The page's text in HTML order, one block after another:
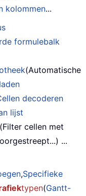
kolommen...
formulebalk
(Automatische
decoderen
lijst
(Filter cellen met
...
,Specifieke
typen(Gantt-